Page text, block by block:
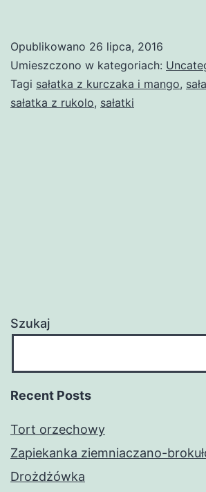
Opublikowano 26 lipca, 2016
Umieszczono w kategoriach:
Tagi sałatka z kurczaka i mango,
sałatka z rukolo, sałatki
Szukaj
Recent Posts
Tort orzechowy
Zapiekanka ziemniaczano-
Drożdżówka